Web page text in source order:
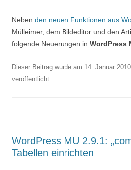
Neben den neuen Funktionen aus
Mülleimer, dem Bildeditor und den
folgende Neuerungen in WordPress
Dieser Beitrag wurde am 14. Januar 2010
veröffentlicht.
WordPress MU 2.9.1:
Tabellen einrichten